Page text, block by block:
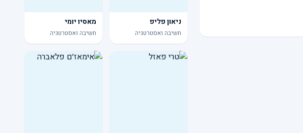
ניאון פליפ
חשיבה ואסטרטגיה
מאסיו יומי
חשיבה ואסטרטגיה